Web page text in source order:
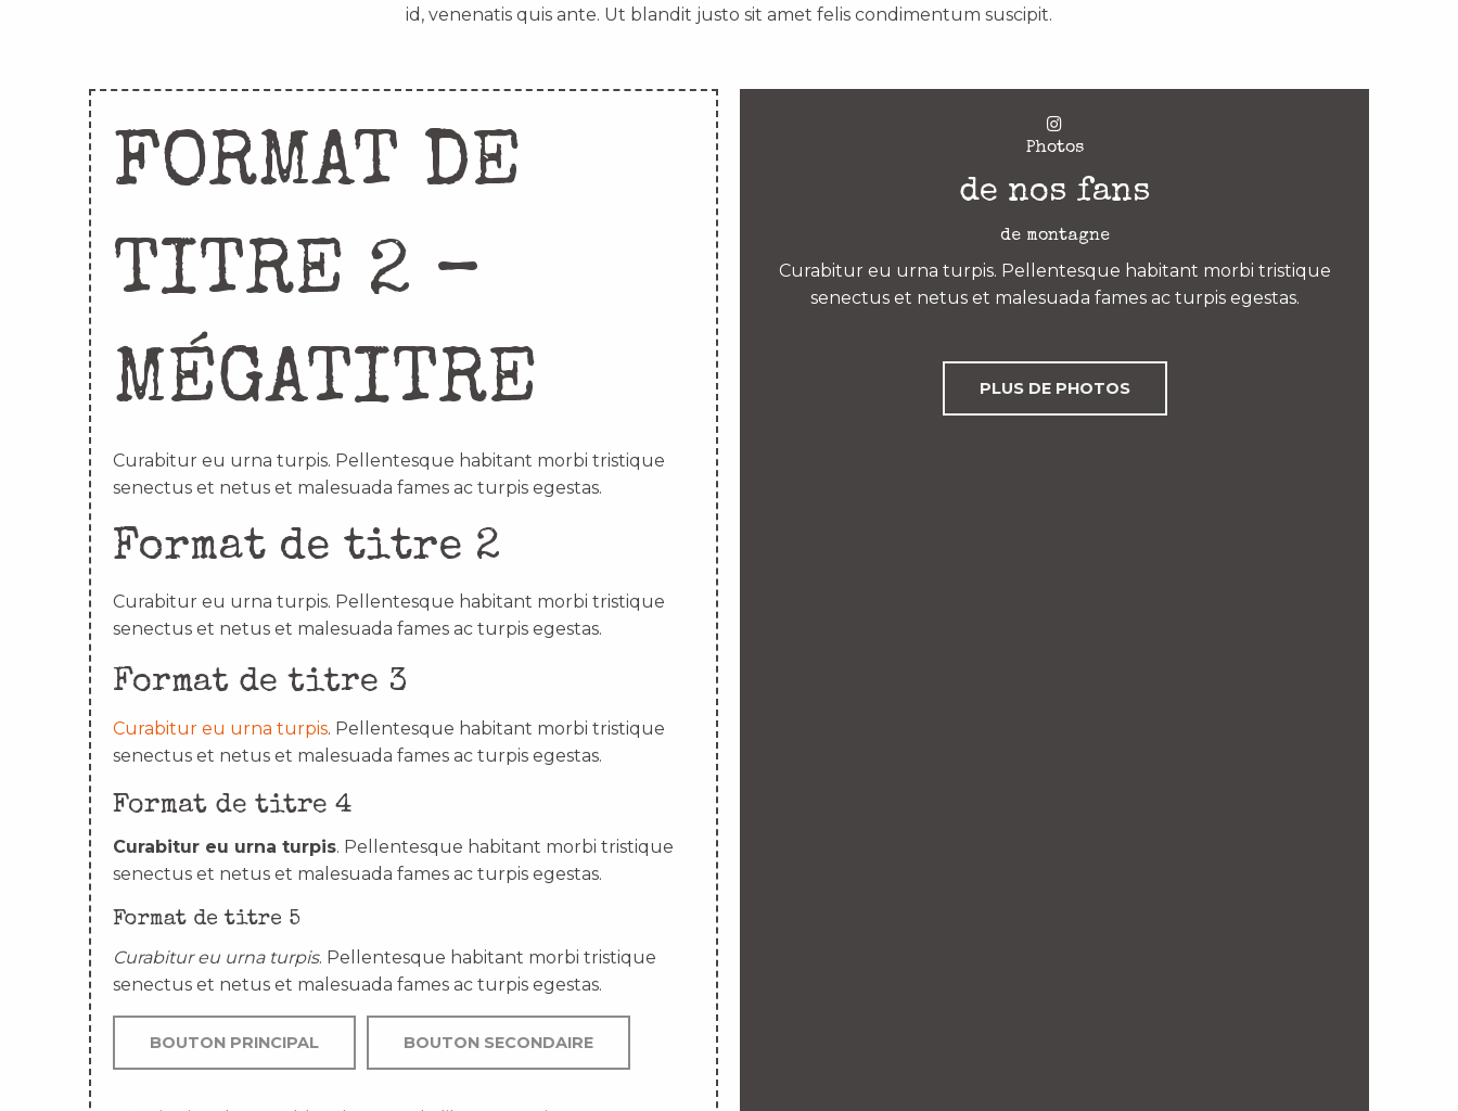
id, venenatis quis ante. Ut blandit justo sit amet felis condimentum suscipit.
FORMAT DE
TITRE 2 –
MÉGATITRE
Curabitur eu urna turpis. Pellentesque habitant morbi tristique
senectus et netus et malesuada fames ac turpis egestas.
Format de titre 2
Curabitur eu urna turpis. Pellentesque habitant morbi tristique
senectus et netus et malesuada fames ac turpis egestas.
Format de titre 3
Curabitur eu urna turpis. Pellentesque habitant morbi tristique
senectus et netus et malesuada fames ac turpis egestas.
Format de titre 4
Curabitur eu urna turpis. Pellentesque habitant morbi tristique
senectus et netus et malesuada fames ac turpis egestas.
Format de titre 5
Curabitur eu urna turpis. Pellentesque habitant morbi tristique
senectus et netus et malesuada fames ac turpis egestas.
BOUTON PRINCIPAL BOUTON SECONDAIRE
Photos
de nos fans
de montagne
Curabitur eu urna turpis. Pellentesque habitant morbi tristique
senectus et netus et malesuada fames ac turpis egestas.
PLUS DE PHOTOS